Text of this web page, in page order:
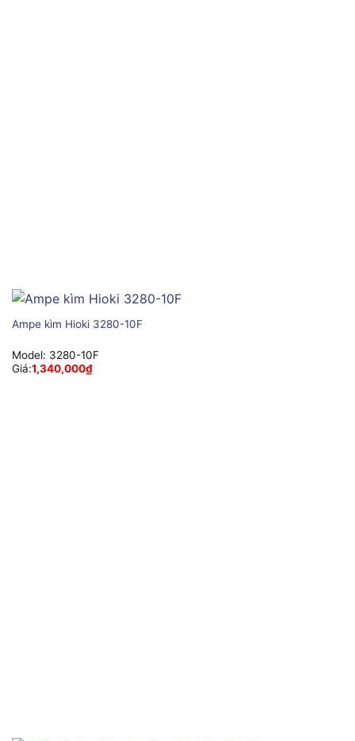
Ampe kìm Hioki 3280-10F
Model: 3280-10F
Giá:1,340,000₫